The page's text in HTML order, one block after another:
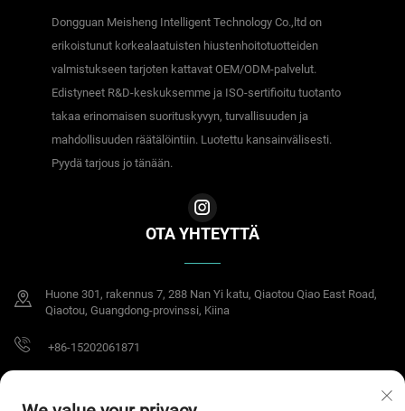
Dongguan Meisheng Intelligent Technology Co.,ltd on
erikoistunut korkealaatuisten hiustenhoitotuotteiden
valmistukseen tarjoten kattavat OEM/ODM-palvelut.
Edistyneet R&D-keskuksemme ja ISO-sertifioitu tuotanto
takaa erinomaisen suorituskyvyn, turvallisuuden ja
mahdollisuuden räätälöintiin. Luotettu kansainvälisesti.
Pyydä tarjous jo tänään.
OTA YHTEYTTÄ
Huone 301, rakennus 7, 288 Nan Yi katu, Qiaotou Qiao East Road,
Qiaotou, Guangdong-provinssi, Kiina
+86-15202061871